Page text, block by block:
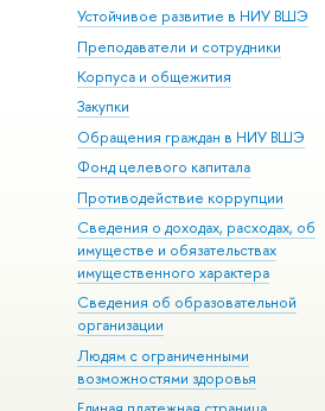
Устойчивое развитие в НИУ ВШЭ
Преподаватели и сотрудники
Корпуса и общежития
Закупки
Обращения граждан в НИУ ВШЭ
Фонд целевого капитала
Противодействие коррупции
Сведения о доходах, расходах, об
имуществе и обязательствах
имущественного характера
Сведения об образовательной
организации
Людям с ограниченными
возможностями здоровья